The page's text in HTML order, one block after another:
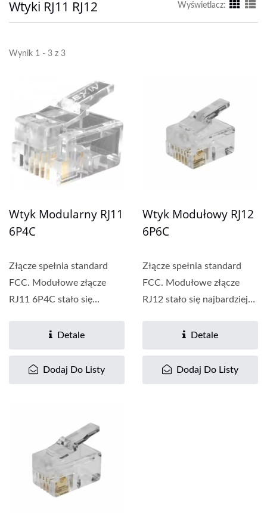
Wtyki RJ11 RJ12 Wyświetlacz:
Wynik 1 - 3 z 3
Wtyk Modularny RJ11
6P4C
Złącze spełnia standard
FCC. Modułowe złącze
RJ11 6P4C stało się
Detale
Dodaj Do Listy
Wtyk Modułowy RJ12
6P6C
Złącze spełnia standard
FCC. Modułowe złącze
RJ12 stało się najbardziej
Detale
Dodaj Do Listy